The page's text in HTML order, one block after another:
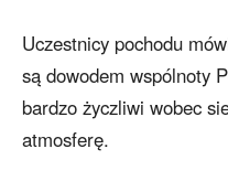
Uczestnicy pochodu
są dowodem wspólnoty
bardzo życzliwi wobec
atmosferę.